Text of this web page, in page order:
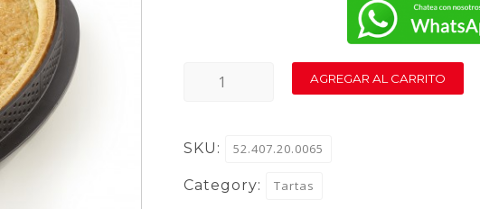
TARTE
H
AGREGAR AL CARRITO
SKU: 52.407.20.0065
Category: Tartas